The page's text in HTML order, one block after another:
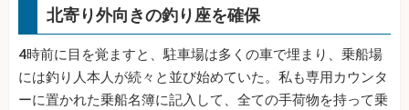
北寄り外向きの釣り座を確保
4時前に目を覚ますと、駐車場は多くの車で埋まり、乗船場
には釣り人本人が続々と並び始めていた。私も専用カウンタ
ーに置かれた乗船名簿に記入して、全ての手荷物を持って乗